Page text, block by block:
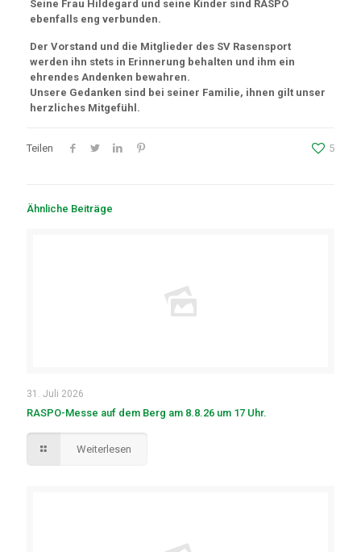
Seine Frau Hildegard und seine Kinder sind RASPO
ebenfalls eng verbunden.
Der Vorstand und die Mitglieder des SV Rasensport
werden ihn stets in Erinnerung behalten und ihm ein
ehrendes Andenken bewahren.
Unsere Gedanken sind bei seiner Familie, ihnen gilt unser
herzliches Mitgefühl.
Teilen 5
Ähnliche Beiträge
31. Juli 2026
RASPO-Messe auf dem Berg am 8.8.26 um 17 Uhr.
Weiterlesen